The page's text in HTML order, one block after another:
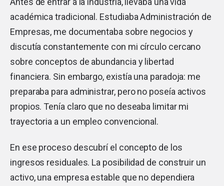
académica tradicional. Estudiaba Administración de
Empresas, me documentaba sobre negocios y
discutía constantemente con mi círculo cercano
sobre conceptos de abundancia y libertad
financiera. Sin embargo, existía una paradoja: me
preparaba para administrar, pero no poseía activos
propios. Tenía claro que no deseaba limitar mi
trayectoria a un empleo convencional.
En ese proceso descubrí el concepto de los
ingresos residuales. La posibilidad de construir un
activo, una empresa estable que no dependiera